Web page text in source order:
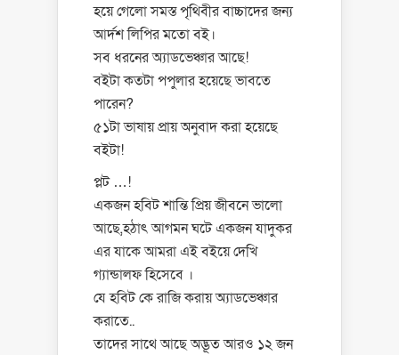
হয়ে গেলো সমস্ত পৃথিবীর বাচ্চাদের জন্য
আর্দশ লিপির মতো বই।
সব ধরনের অ্যাডভেঞ্চার আছে!
বইটা কতটা পপুলার হয়েছে ভাবতে
পারেন?
৫১টা ভাষায় প্রায় অনুবাদ করা হয়েছে
বইটা!
প্লট …!
একজন হবিট শান্তি প্রিয় জীবনে ভালো
আছে,হঠাৎ আগমন ঘটে একজন যাদুকর
এর যাকে আমরা এই বইয়ে দেখি
গ্যান্ডালফ হিসেবে ।
যে হবিট কে রাজি করায় অ্যাডভেঞ্চার
করাতে..
তাদের সাথে আছে অদ্ভূত আরও ১২ জন